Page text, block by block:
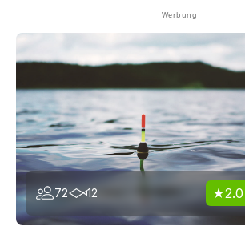
Werbung
72 12 2.0